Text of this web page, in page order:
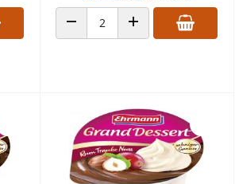
ANZAHL VERRINGERNANZAHL ERHÖHEN